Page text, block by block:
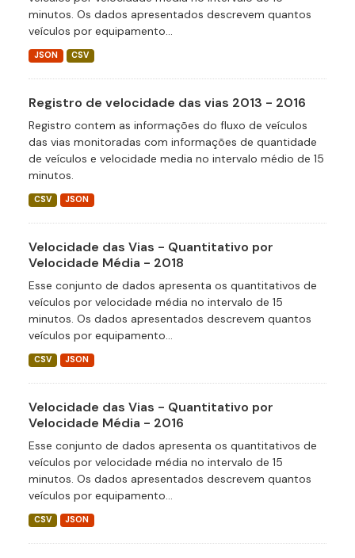
minutos. Os dados apresentados descrevem quantos
veículos por equipamento...
JSON CSV
Registro de velocidade das vias 2013 - 2016
Registro contem as informações do fluxo de veículos
das vias monitoradas com informações de quantidade
de veículos e velocidade media no intervalo médio de 15
minutos.
CSV JSON
Velocidade das Vias - Quantitativo por
Velocidade Média - 2018
Esse conjunto de dados apresenta os quantitativos de
veículos por velocidade média no intervalo de 15
minutos. Os dados apresentados descrevem quantos
veículos por equipamento...
CSV JSON
Velocidade das Vias - Quantitativo por
Velocidade Média - 2016
Esse conjunto de dados apresenta os quantitativos de
veículos por velocidade média no intervalo de 15
minutos. Os dados apresentados descrevem quantos
veículos por equipamento...
CSV JSON